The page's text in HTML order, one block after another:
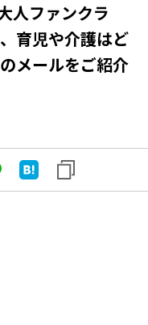
人ファンクラ
育児や介護はど
メールをご紹介